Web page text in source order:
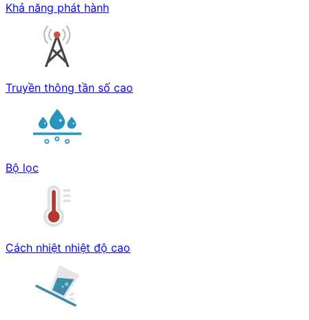
Khả năng phát hành
Truyền thông tần số cao
Bộ lọc
Cách nhiệt nhiệt độ cao